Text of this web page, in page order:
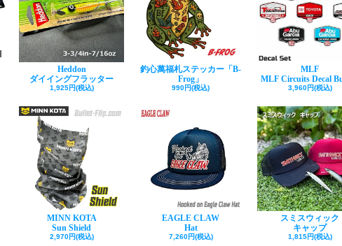
Heddon
ダイイングフラッター
1,925円(税込)
釣心萬福札ステッカー「B-
Frog」
990円(税込)
MLF
MLF Circuits Decal
3,960円(税込)
MINN KOTA
Sun Shield
2,970円(税込)
EAGLE CLAW
Hat
7,260円(税込)
スミスウィック
キャップ
1,815円(税込)